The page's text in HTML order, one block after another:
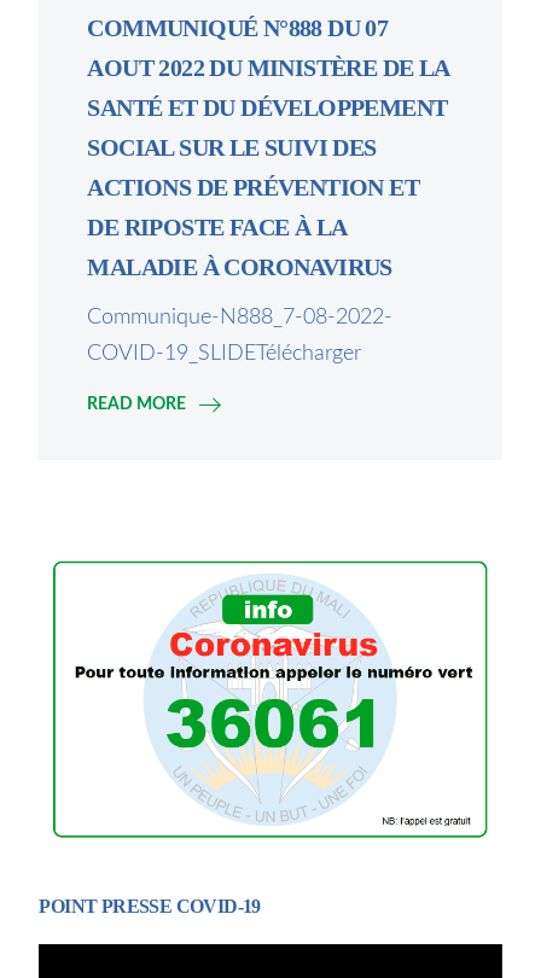
COMMUNIQUÉ N°888 DU 07
AOUT 2022 DU MINISTÈRE DE LA
SANTÉ ET DU DÉVELOPPEMENT
SOCIAL SUR LE SUIVI DES
ACTIONS DE PRÉVENTION ET
DE RIPOSTE FACE À LA
MALADIE À CORONAVIRUS
Communique-N888_7-08-2022-
COVID-19_SLIDETélécharger
READ MORE
POINT PRESSE COVID-19